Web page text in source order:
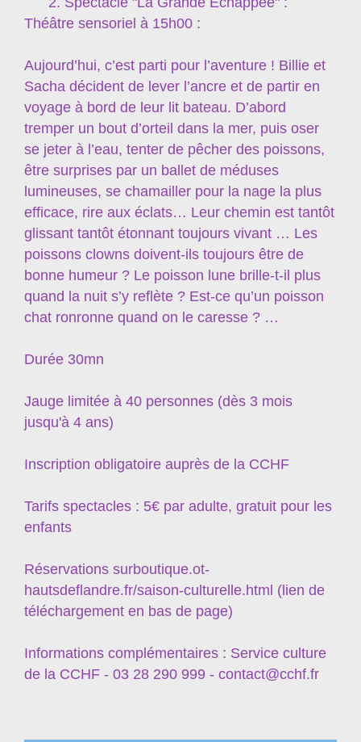
Théâtre sensoriel à 15h00 :
Aujourd’hui, c’est parti pour l’aventure ! Billie et
Sacha décident de lever l’ancre et de partir en
voyage à bord de leur lit bateau. D’abord
tremper un bout d’orteil dans la mer, puis oser
se jeter à l’eau, tenter de pêcher des poissons,
être surprises par un ballet de méduses
lumineuses, se chamailler pour la nage la plus
efficace, rire aux éclats… Leur chemin est tantôt
glissant tantôt étonnant toujours vivant … Les
poissons clowns doivent-ils toujours être de
bonne humeur ? Le poisson lune brille-t-il plus
quand la nuit s’y reflète ? Est-ce qu’un poisson
chat ronronne quand on le caresse ? …
Durée 30mn
Jauge limitée à 40 personnes (dès 3 mois
jusqu'à 4 ans)
Inscription obligatoire auprès de la CCHF
Tarifs spectacles : 5€ par adulte, gratuit pour les
enfants
Réservations surboutique.ot-
hautsdeflandre.fr/saison-culturelle.html (lien de
téléchargement en bas de page)
Informations complémentaires : Service culture
de la CCHF - 03 28 290 999 - contact@cchf.fr